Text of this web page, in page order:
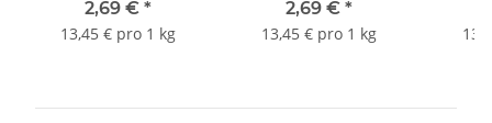
2,69 € *
13,45 € pro 1 kg
2,69 € *
13,45 € pro 1 kg